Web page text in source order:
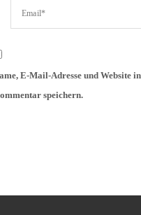
E-Mail-Adresse und Website
speichern.